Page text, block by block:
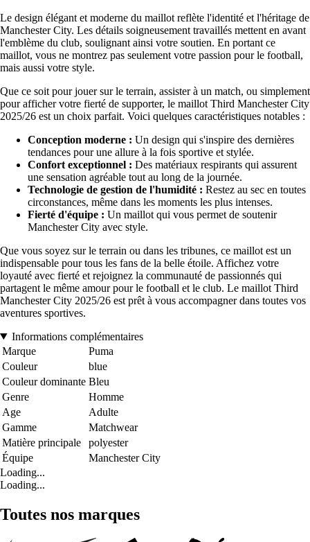
Le design élégant et moderne du maillot reflète l'identité et l'héritage de
Manchester City. Les détails soigneusement travaillés mettent en avant
l'emblème du club, soulignant ainsi votre soutien. En portant ce
maillot, vous ne montrez pas seulement votre passion pour le football,
mais aussi votre style.
Que ce soit pour jouer sur le terrain, assister à un match, ou simplement
pour afficher votre fierté de supporter, le maillot Third Manchester City
2025/26 est un choix parfait. Voici quelques caractéristiques notables :
Conception moderne : Un design qui s'inspire des dernières
tendances pour une allure à la fois sportive et stylée.
Confort exceptionnel : Des matériaux respirants qui assurent
une sensation agréable tout au long de la journée.
Technologie de gestion de l'humidité : Restez au sec en toutes
circonstances, même dans les moments les plus intenses.
Fierté d'équipe : Un maillot qui vous permet de soutenir
Manchester City avec style.
Que vous soyez sur le terrain ou dans les tribunes, ce maillot est un
indispensable pour tous les fans de la belle étoile. Affichez votre
loyauté avec fierté et rejoignez la communauté de passionnés qui
partagent le même amour pour le football et le club. Le maillot Third
Manchester City 2025/26 est prêt à vous accompagner dans toutes vos
aventures sportives.
Informations complémentaires
Marque
Puma
Couleur
blue
Couleur dominante Bleu
Genre
Homme
Age
Adulte
Gamme
Matchwear
Matière principale
polyester
Équipe
Manchester City
Loading...
Loading...
Toutes nos marques